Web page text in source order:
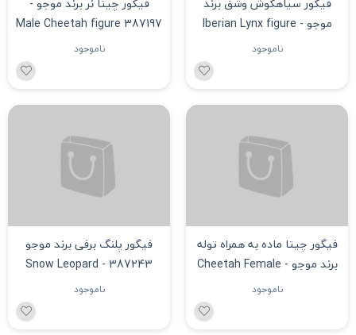
موجو - Iberian Lynx figure
387064
ناموجود
Male Cheetah figure 387197
ناموجود
فیگور چیتا ماده به همراه توله
برند موجو - Cheetah Female
فیگور پلنگ برفی برند موجو
387243 - Snow Leopard